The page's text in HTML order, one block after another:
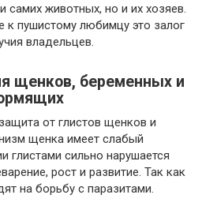
самих животных, но и их хозяев.
к пушистому любимцу это залог
владельцев.
щенков, беременных и
от глистов щенков и
щенка имеет слабый
глистами сильно нарушается
рост и развитие. Так как
на борьбу с паразитами.